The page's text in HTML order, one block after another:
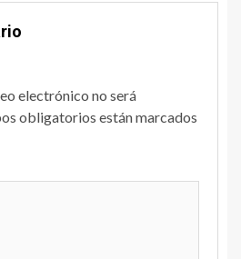
electrónico no será
obligatorios están marcados